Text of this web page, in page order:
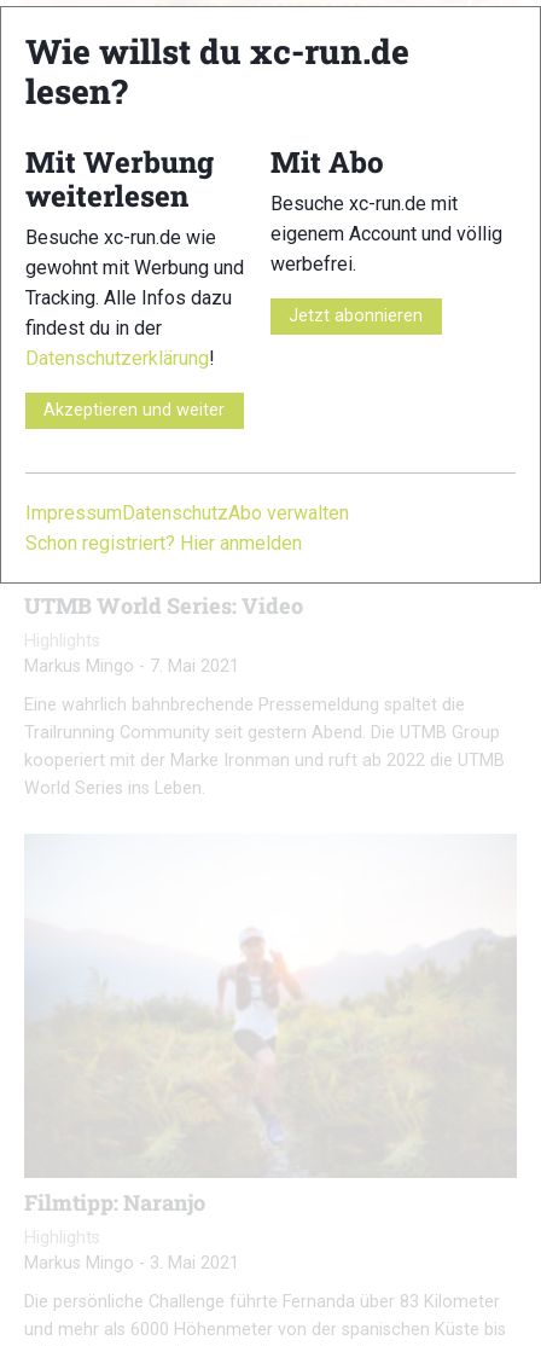
Golden Trail Series 2021: Teaser
Highlights| News
Der Teaser zur Golden Trail Series 2021. Das macht einfach
Lust auf Wettkampf…
UTMB World Series: Video
Highlights
Markus Mingo - 7. Mai 2021
Eine wahrlich bahnbrechende Pressemeldung spaltet die
Trailrunning Community seit gestern Abend. Die UTMB Group
kooperiert mit der Marke Ironman und ruft ab 2022 die UTMB
World Series ins Leben.
Filmtipp: Naranjo
Highlights
Markus Mingo - 3. Mai 2021
Die persönliche Challenge führte Fernanda über 83 Kilometer
und mehr als 6000 Höhenmeter von der spanischen Küste bis
Wie willst du xc-run.de
lesen?
Mit Werbung
weiterlesen
Besuche xc-run.de wie
gewohnt mit Werbung und
Tracking. Alle Infos dazu
findest du in der
Datenschutzerklärung!
Akzeptieren und weiter
Mit Abo
Besuche xc-run.de mit
eigenem Account und völlig
werbefrei.
Jetzt abonnieren
Impressum DatenschutzAbo verwalten
Schon registriert? Hier anmelden